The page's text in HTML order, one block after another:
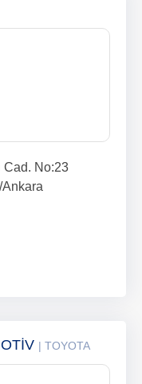
Cad. No:23
Ankara
| TOYOTA